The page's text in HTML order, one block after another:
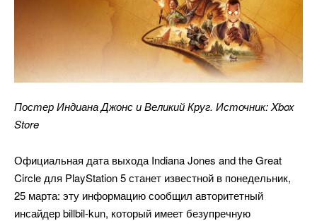
Постер Индиана Джонс и Великий Круг. Источник: Xbox
Store
Официальная дата выхода Indiana Jones and the Great
Circle для PlayStation 5 станет известной в понедельник,
25 марта: эту информацию сообщил авторитетный
инсайдер billbil-kun, который имеет безупречную